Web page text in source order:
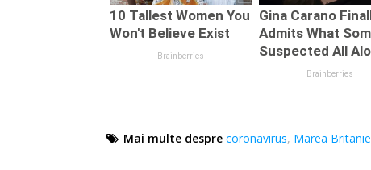
Mai multe despre coronavirus, Marea Britanie